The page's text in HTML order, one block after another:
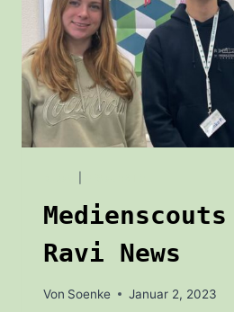
Ravi News
Von Soenke Januar 2, 2023